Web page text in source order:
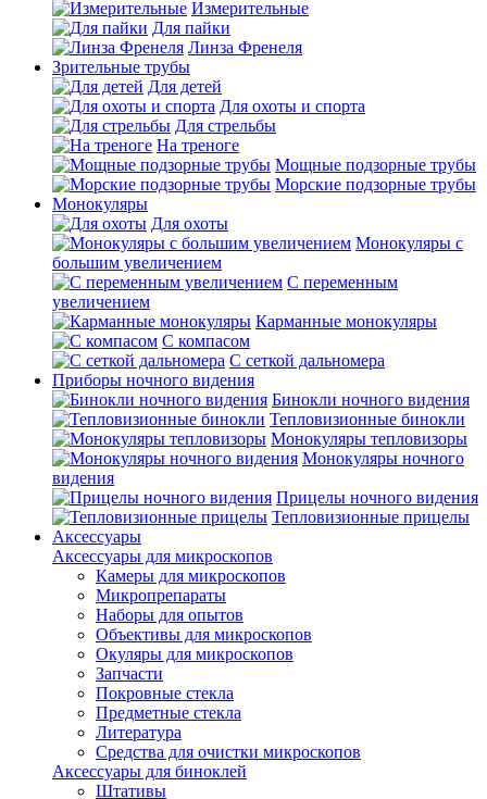
Измерительные
Для пайки
Линза Френеля
Зрительные трубы
Для детей
Для охоты и спорта
Для стрельбы
На треноге
Мощные подзорные трубы
Морские подзорные трубы
Монокуляры
Для охоты
Монокуляры с
большим увеличением
С переменным
увеличением
Карманные монокуляры
С компасом
С сеткой дальномера
Приборы ночного видения
Бинокли ночного видения
Тепловизионные бинокли
Монокуляры тепловизоры
Монокуляры ночного
видения
Прицелы ночного видения
Тепловизионные прицелы
Аксессуары
Аксессуары для микроскопов
Камеры для микроскопов
Микропрепараты
Наборы для опытов
Объективы для микроскопов
Окуляры для микроскопов
Запчасти
Покровные стекла
Предметные стекла
Литература
Средства для очистки микроскопов
Аксессуары для биноклей
Штативы